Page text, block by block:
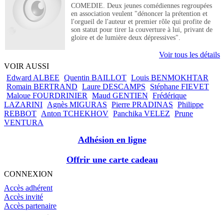
COMEDIE. Deux jeunes comédiennes regroupées
en association veulent "dénoncer la prétention et
l'orgueil de l'auteur et premier rôle qui profite de
son statut pour tirer la couverture à lui, privant de
gloire et de lumière deux dépressives".
Voir tous les détails
VOIR AUSSI
Edward ALBEE Quentin BAILLOT Louis BENMOKHTAR
Romain BERTRAND Laure DESCAMPS
Stéphane FIEVET
Maloue FOURDRINIER
Maud GENTIEN Frédérique
LAZARINI Agnès MIGURAS Pierre PRADINAS Philippe
REBBOT Anton TCHEKHOV Panchika VELEZ Prune
VENTURA
Adhésion en ligne
Offrir une carte cadeau
CONNEXION
Accès adhérent
Accès invité
Accès partenaire